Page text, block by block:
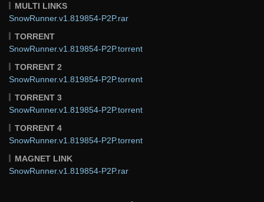
MULTI LINKS
SnowRunner.v1.819854-P2P.rar
TORRENT
SnowRunner.v1.819854-P2P.torrent
TORRENT 2
SnowRunner.v1.819854-P2P.torrent
TORRENT 3
SnowRunner.v1.819854-P2P.torrent
TORRENT 4
SnowRunner.v1.819854-P2P.torrent
MAGNET LINK
SnowRunner.v1.819854-P2P.rar